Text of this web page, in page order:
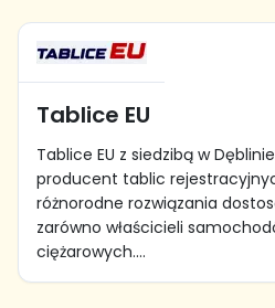
Tablice EU
Tablice EU z siedzibą w
producent tablic
różnorodne rozwiązania
zarówno właścicieli
ciężarowych....